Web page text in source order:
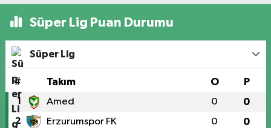
Süper Lig Puan Durumu
Süper Lig
# Takım O P
1 Amed 0 0
2 Erzurumspor FK 0 0